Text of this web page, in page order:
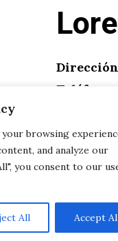
browsing
and analyze our
you consent to our
All Accept
Teléfono:
https://
General